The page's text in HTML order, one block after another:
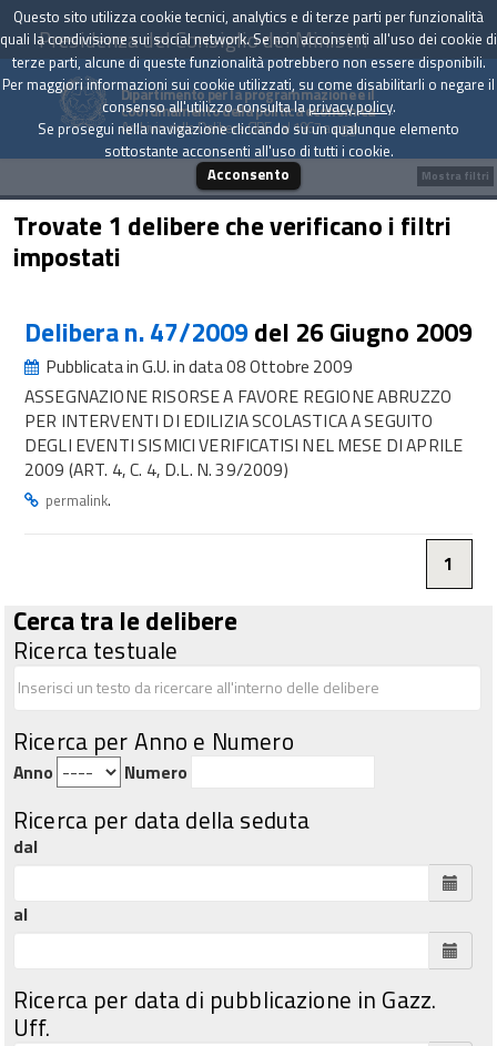
Presidenza del Consiglio dei Ministri
Dipartimento per la programmazione e il
coordinamento della politica economica
Archivio delle Delibere CIPE dal 1967 a oggi
Trovate 1 delibere che verificano i filtri
impostati
Delibera n. 47/2009del 26 Giugno 2009
Pubblicata in G.U. in data 08 Ottobre 2009
ASSEGNAZIONE RISORSE A FAVORE REGIONE ABRUZZO
PER INTERVENTI DI EDILIZIA SCOLASTICA A SEGUITO
DEGLI EVENTI SISMICI VERIFICATISI NEL MESE DI APRILE
2009 (ART. 4, C. 4, D.L. N. 39/2009)
permalink.
1
Cerca tra le delibere
Ricerca testuale
Ricerca per Anno e Numero
Anno Numero
Ricerca per data della seduta
dal
al
Ricerca per data di pubblicazione in Gazz.
Uff.
Mostra filtri
Questo sito utilizza cookie tecnici, analytics e di terze parti per funzionalità
quali la condivisione sui social network. Se non acconsenti all'uso dei cookie di
terze parti, alcune di queste funzionalità potrebbero non essere disponibili.
Per maggiori informazioni sui cookie utilizzati, su come disabilitarli o negare il
consenso all'utilizzo consulta laprivacy policy.
Se prosegui nella navigazione cliccando su un qualunque elemento
sottostante acconsenti all'uso di tutti i cookie.
Acconsento